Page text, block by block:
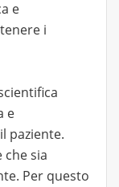
e
i
e
paziente.
che sia
Per questo